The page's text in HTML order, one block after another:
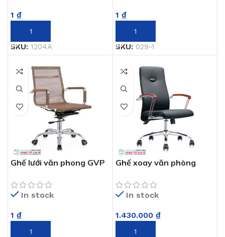
1 ₫
THÊM VÀO GIỎ HÀNG
SKU: 1204A
1 ₫
THÊM VÀO GIỎ HÀNG
SKU: 029-1
Ghế lưới văn phong GVP
In stock
1 ₫
THÊM VÀO GIỎ HÀNG
Ghế xoay văn phòng
In stock
1.430.000 ₫
THÊM VÀO GIỎ HÀNG